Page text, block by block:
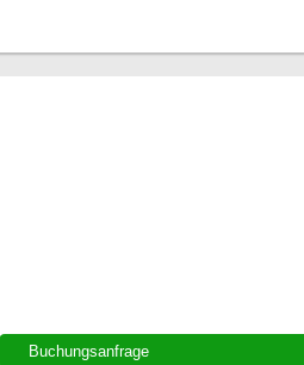
Buchungsanfrage